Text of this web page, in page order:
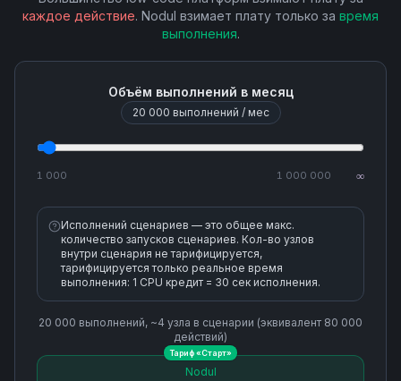
Subscriptions List
Topic Delete
Topic List Subscriptions
Topic Metadata Get
каждое действие. Nodul взимает плату только за время
выполнения.
Объём выполнений в месяц
20 000 выполнений / мес
1 000 1 000 000 ∞
Исполнений сценариев — это общее макс.
количество запусков сценариев. Кол-во узлов
внутри сценария не тарифицируется,
тарифицируется только реальное время
выполнения: 1 CPU кредит = 30 сек исполнения.
20 000 выполнений, ~4 узла в сценарии (эквивалент 80 000
действий)
Nodul
Тариф «Старт»